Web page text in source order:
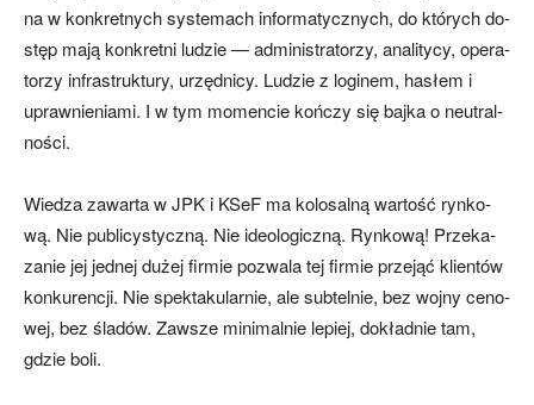
na w kon­kret­ny­ch sys­te­ma­ch in­for­ma­tycz­ny­ch, do któ­ry­ch do­
stęp ma­ją kon­kret­ni lu­dzie — ad­mi­ni­stra­to­rzy, ana­li­ty­cy, ope­ra­
to­rzy in­fra­struk­tu­ry, urzęd­ni­cy. Lu­dzie z lo­gi­nem, ha­słem i
upraw­nie­nia­mi. I w tym mo­men­cie koń­czy się baj­ka o neu­tral­
no­ści.
Wie­dza za­war­ta w JPK i KSeF ma ko­lo­sal­ną war­to­ść ryn­ko­
wą. Nie pu­bli­cy­stycz­ną. Nie ide­olo­gicz­ną. Ryn­ko­wą! Prze­ka­
za­nie jej jed­nej du­żej fir­mie po­zwa­la tej fir­mie prze­jąć klien­tów
kon­ku­ren­cji. Nie spek­ta­ku­lar­nie, ale sub­tel­nie, bez woj­ny ce­no­
wej, bez śla­dów. Za­wsze mi­ni­mal­nie le­piej, do­kład­nie tam,
gdzie bo­li.